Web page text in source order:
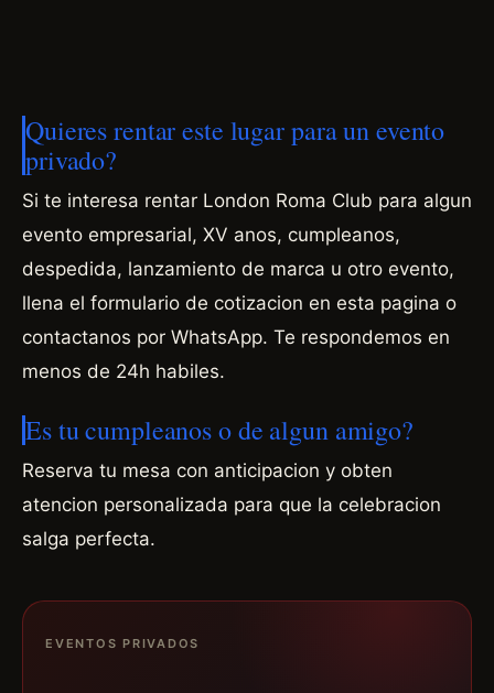
Quieres rentar este lugar para un evento
privado?
Si te interesa rentar London Roma Club para algun
evento empresarial, XV anos, cumpleanos,
despedida, lanzamiento de marca u otro evento,
llena el formulario de cotizacion en esta pagina o
contactanos por WhatsApp. Te respondemos en
menos de 24h habiles.
Es tu cumpleanos o de algun amigo?
Reserva tu mesa con anticipacion y obten
atencion personalizada para que la celebracion
salga perfecta.
EVENTOS PRIVADOS